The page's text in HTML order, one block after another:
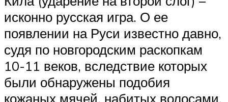
исконно русская игра. О ее
появлении на Руси известно давно,
судя по новгородским раскопкам
10-11 веков, вследствие которых
были обнаружены подобия
кожаных мячей, набитых волосами,